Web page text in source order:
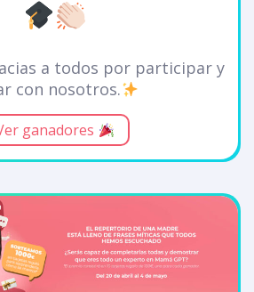
a todos por participar y
con nosotros.
ganadores